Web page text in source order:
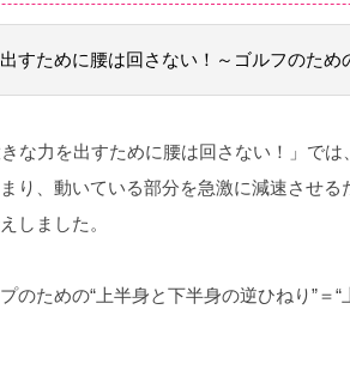
すために腰は回さない！～ゴルフのため
な力を出すために腰は回さない！」で
り、動いている部分を急激に減速させ
しました。
のための“上半身と下半身の逆ひねり”＝